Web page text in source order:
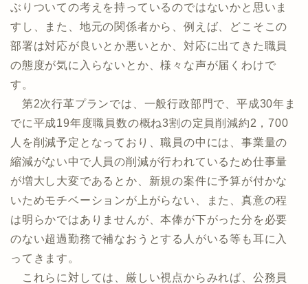
ぶりついての考えを持っているのではないかと思いま
すし、また、地元の関係者から、例えば、どこそこの
部署は対応が良いとか悪いとか、対応に出てきた職員
の態度が気に入らないとか、様々な声が届くわけで
す。
第2次行革プランでは、一般行政部門で、平成30年ま
でに平成19年度職員数の概ね3割の定員削減約2，700
人を削減予定となっており、職員の中には、事業量の
縮減がない中で人員の削減が行われているため仕事量
が増大し大変であるとか、新規の案件に予算が付かな
いためモチベーションが上がらない、また、真意の程
は明らかではありませんが、本俸が下がった分を必要
のない超過勤務で補なおうとする人がいる等も耳に入
ってきます。
これらに対しては、厳しい視点からみれば、公務員